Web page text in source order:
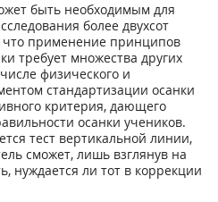
быть необходимым для
более двухсот
что применение принципов
требует множества других
физического и
стандартизации осанки
критерия, дающего
осанки учеников.
тест вертикальной линии,
сможет, лишь взглянув на
нуждается ли тот в коррекции